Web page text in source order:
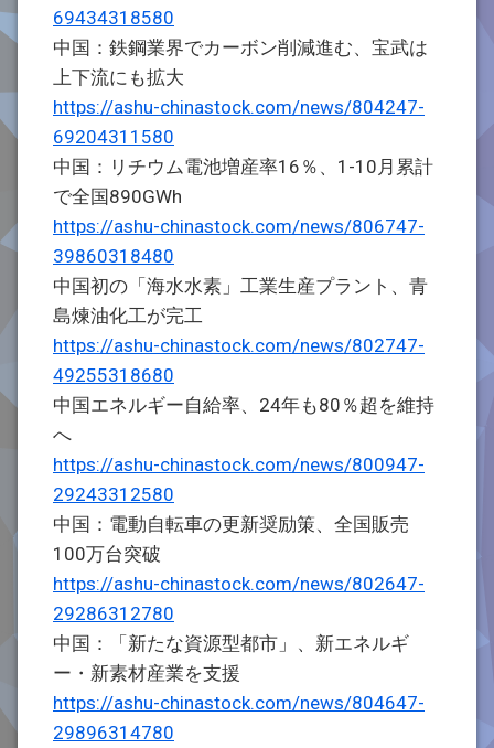
69434318580
中国：鉄鋼業界でカーボン削減進む、宝武は
上下流にも拡大
https://ashu-chinastock.com/news/804247-
69204311580
中国：リチウム電池増産率16％、1-10月累計
で全国890GWh
https://ashu-chinastock.com/news/806747-
39860318480
中国初の「海水水素」工業生産プラント、青
島煉油化工が完工
https://ashu-chinastock.com/news/802747-
49255318680
中国エネルギー自給率、24年も80％超を維持
へ
https://ashu-chinastock.com/news/800947-
29243312580
中国：電動自転車の更新奨励策、全国販売
100万台突破
https://ashu-chinastock.com/news/802647-
29286312780
中国：「新たな資源型都市」、新エネルギ
ー・新素材産業を支援
https://ashu-chinastock.com/news/804647-
29896314780